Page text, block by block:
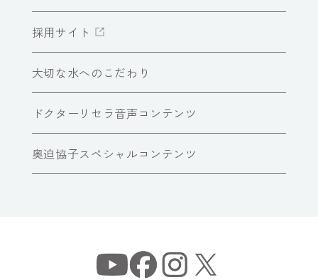
採用サイト
大切な水へのこだわり
ドクターリセラ音声コンテンツ
奥迫協子スペシャルコンテンツ